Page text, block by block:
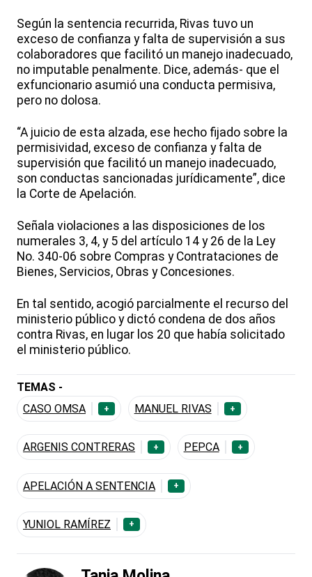
Según la sentencia recurrida, Rivas tuvo un
exceso de confianza y falta de supervisión a sus
colaboradores que facilitó un manejo inadecuado,
no imputable penalmente. Dice, además- que el
exfuncionario asumió una conducta permisiva,
pero no dolosa.
“A juicio de esta alzada, ese hecho fijado sobre la
permisividad, exceso de confianza y falta de
supervisión que facilitó un manejo inadecuado,
son conductas sancionadas jurídicamente”, dice
la Corte de Apelación.
Señala violaciones a las disposiciones de los
numerales 3, 4, y 5 del artículo 14 y 26 de la Ley
No. 340-06 sobre Compras y Contrataciones de
Bienes, Servicios, Obras y Concesiones.
En tal sentido, acogió parcialmente el recurso del
ministerio público y dictó condena de dos años
contra Rivas, en lugar los 20 que había solicitado
el ministerio público.
TEMAS -
CASO OMSA
+ MANUEL RIVAS +
ARGENIS CONTRERAS + PEPCA +
APELACIÓN A SENTENCIA +
YUNIOL RAMÍREZ +